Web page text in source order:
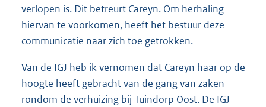
verlopen is. Dit betreurt Careyn. Om herhaling
hiervan te voorkomen, heeft het bestuur deze
communicatie naar zich toe getrokken.
Van de IGJ heb ik vernomen dat Careyn haar op de
hoogte heeft gebracht van de gang van zaken
rondom de verhuizing bij Tuindorp Oost. De IGJ